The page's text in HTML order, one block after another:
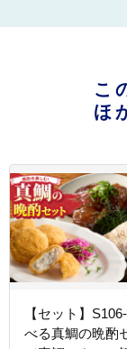
こ
ほ
【セット】
べる真鯛の晩酌